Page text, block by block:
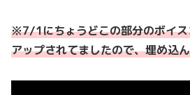
※7/1にちょうどこの部分のボイス
アップされてましたので、埋め込